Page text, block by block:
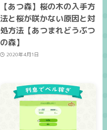
【あつ森】桜の木の入手方
法と桜が咲かない原因と対
処方法【あつまれどうぶつ
の森】
2020年4月1日